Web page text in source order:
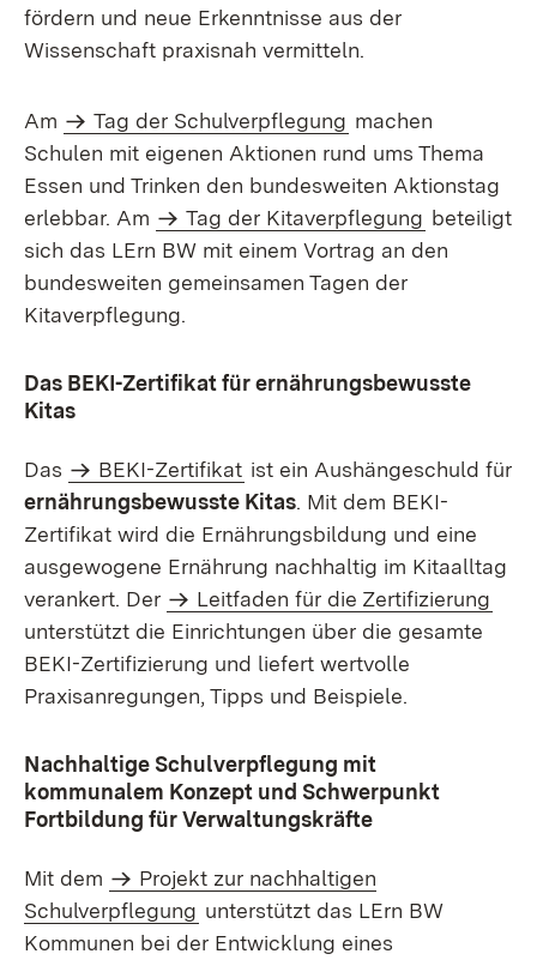
fördern und neue Erkenntnisse aus der
Wissenschaft praxisnah vermitteln.
Am Tag der Schulverpflegung machen
Schulen mit eigenen Aktionen rund ums Thema
Essen und Trinken den bundesweiten Aktionstag
erlebbar. Am
Tag der Kitaverpflegung beteiligt
sich das LErn BW mit einem Vortrag an den
bundesweiten gemeinsamen Tagen der
Kitaverpflegung.
Das BEKI-Zertifikat für ernährungsbewusste
Kitas
Das BEKI-Zertifikat ist ein Aushängeschuld für
ernährungsbewusste Kitas. Mit dem BEKI-
Zertifikat wird die Ernährungsbildung und eine
ausgewogene Ernährung nachhaltig im Kitaalltag
verankert. Der
Leitfaden für die Zertifizierung
unterstützt die Einrichtungen über die gesamte
BEKI-Zertifizierung und liefert wertvolle
Praxisanregungen, Tipps und Beispiele.
Nachhaltige Schulverpflegung mit
kommunalem Konzept und Schwerpunkt
Fortbildung für Verwaltungskräfte
Mit dem
Projekt zur nachhaltigen
Schulverpflegung unterstützt das LErn BW
Kommunen bei der Entwicklung eines